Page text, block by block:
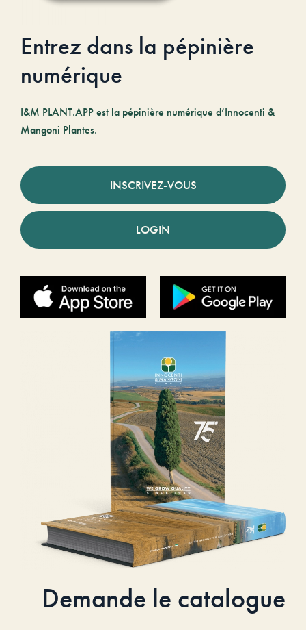
Entrez dans la pépinière
numérique
I&M PLANT.APP est la pépinière numérique d’Innocenti &
Mangoni Plantes.
INSCRIVEZ-VOUS
LOGIN
Demande le catalogue